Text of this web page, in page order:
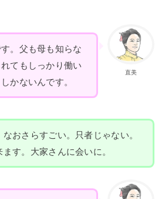
直美
。父も母も知らな
てもしっかり働い
かないんです。
なおさらすごい。只者じゃない。
ます。大家さんに会いに。